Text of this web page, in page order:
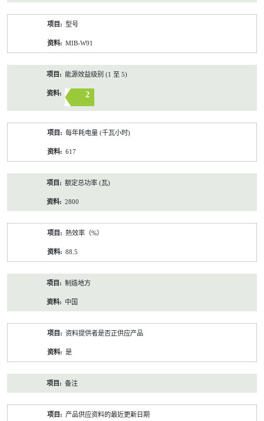
型号
MIB-W91
能源效益级别 (1 至 5)
2
每年耗电量 (千瓦小时)
617
额定总功率 (瓦)
2800
熱效率（%）
88.5
制造地方
中国
资料提供者是否正供应产品
是
备注
产品供应资料的最近更新日期